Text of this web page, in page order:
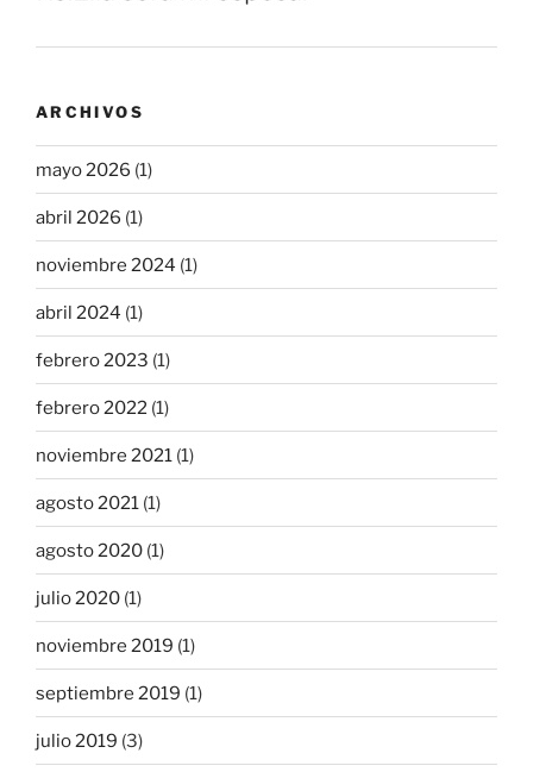
ARCHIVOS
mayo 2026 (1)
abril 2026 (1)
noviembre 2024 (1)
abril 2024 (1)
febrero 2023 (1)
febrero 2022 (1)
noviembre 2021 (1)
agosto 2021 (1)
agosto 2020 (1)
julio 2020 (1)
noviembre 2019 (1)
septiembre 2019 (1)
julio 2019 (3)